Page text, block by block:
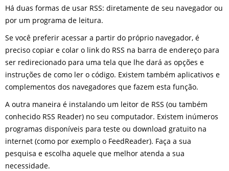
Há duas formas de usar RSS: diretamente de seu navegador ou
por um programa de leitura.
Se você preferir acessar a partir do próprio navegador, é
preciso copiar e colar o link do RSS na barra de endereço para
ser redirecionado para uma tela que lhe dará as opções e
instruções de como ler o código. Existem também aplicativos e
complementos dos navegadores que fazem esta função.
A outra maneira é instalando um leitor de RSS (ou também
conhecido RSS Reader) no seu computador. Existem inúmeros
programas disponíveis para teste ou download gratuito na
internet (como por exemplo o FeedReader). Faça a sua
pesquisa e escolha aquele que melhor atenda a sua
necessidade.